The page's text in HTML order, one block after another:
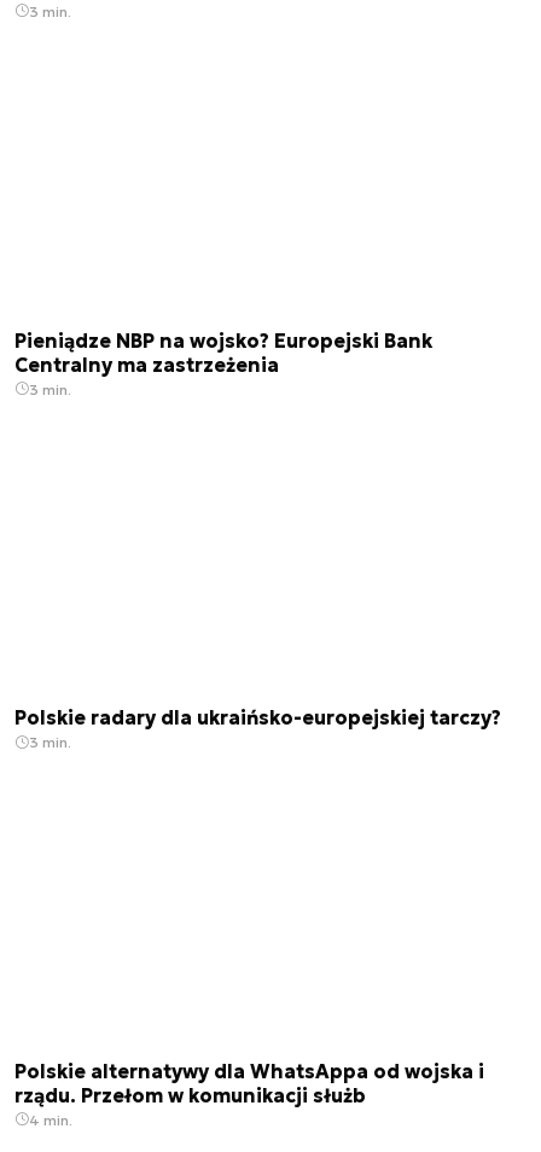
3 min.
Pieniądze NBP na wojsko? Europejski Bank
Centralny ma zastrzeżenia
3 min.
Polskie radary dla ukraińsko-europejskiej tarczy?
3 min.
Polskie alternatywy dla WhatsAppa od wojska i
rządu. Przełom w komunikacji służb
4 min.